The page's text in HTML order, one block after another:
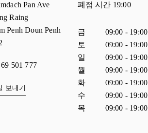
Pan Ave
Raing
Penh Doun Penh
501 777
보내기
폐점 시간 19:00
요일 시간
금 09:00 - 19:00
토
09:00 - 19:00
일
09:00 - 19:00
월
09:00 - 19:00
화
09:00 - 19:00
수
09:00 - 19:00
목
09:00 - 19:00